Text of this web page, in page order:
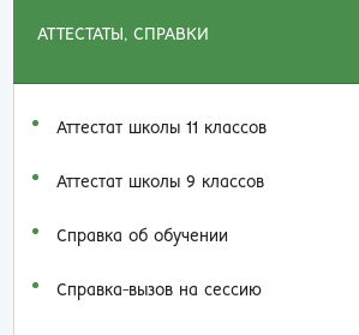
АТТЕСТАТЫ, СПРАВКИ
Аттестат школы 11 классов
Аттестат школы 9 классов
Справка об обучении
Справка-вызов на сессию